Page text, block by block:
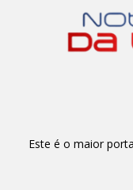
Este é o maior